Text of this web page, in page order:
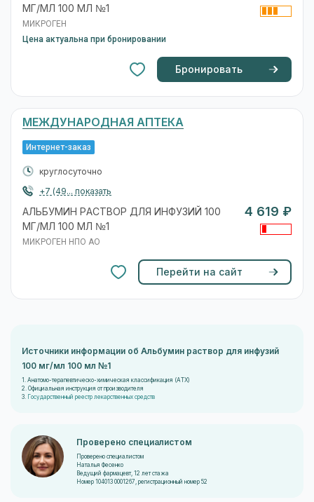
МГ/МЛ 100 МЛ №1
МИКРОГЕН
Цена актуальна при бронировании
Бронировать
МЕЖДУНАРОДНАЯ АПТЕКА
Интернет-заказ
круглосуточно
+7 (49... показать
АЛЬБУМИН РАСТВОР ДЛЯ ИНФУЗИЙ 100
МГ/МЛ 100 МЛ №1
МИКРОГЕН НПО АО
4 619 ₽
Перейти на сайт
Источники информации об Альбумин раствор для инфузий
100 мг/мл 100 мл №1
1. Анатомо-терапевтическо-химическая классификация (ATX)
2. Официальная инструкция от производителя
3.
Государственный реестр лекарственных средств
Проверено специалистом
Проверено специалистом
Наталья Фесенко
Ведущий фармацевт, 12 лет стажа
Номер 104013 0001267, регистрационный номер 52